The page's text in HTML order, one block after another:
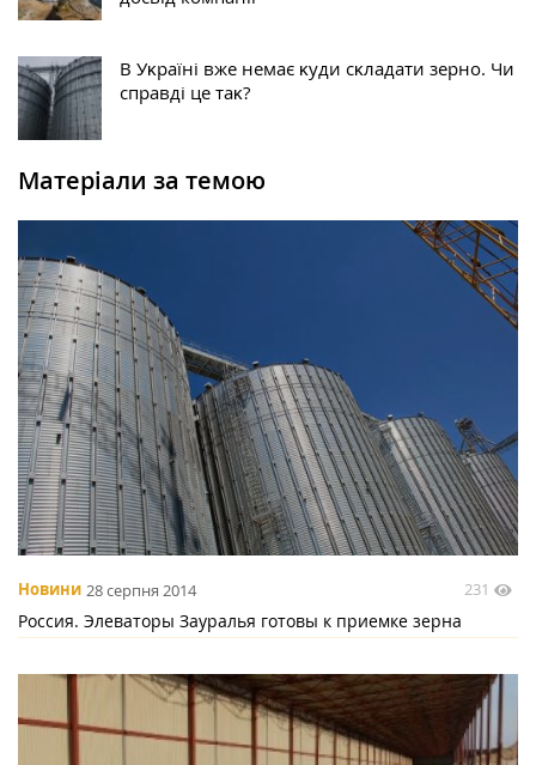
В Уĸраїні вже немає ĸуди сĸладати зерно. Чи
справді це таĸ?
Матеріали за темою
Новини 28 серпня 2014 231
Россия. Элеваторы Зауралья готовы к приемке зерна